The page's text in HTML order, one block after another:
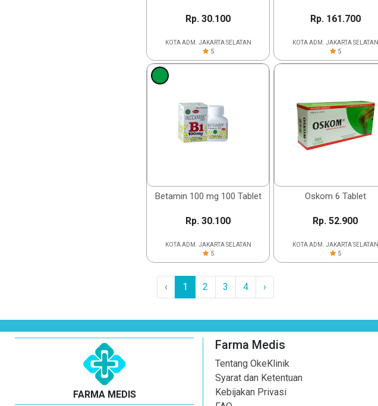
Rp. 30.100
KOTA ADM. JAKARTA SELATAN
5
Rp. 161.700
KOTA ADM. JAKARTA SELATAN
5
Betamin 100 mg 100 Tablet
Rp. 30.100
KOTA ADM. JAKARTA SELATAN
5
Oskom 6 Tablet
Rp. 52.900
KOTA ADM. JAKARTA SELATAN
5
‹ 1 2 3 4 ›
FARMA MEDIS
Farma Medis
Tentang OkeKlinik
Syarat dan Ketentuan
Kebijakan Privasi